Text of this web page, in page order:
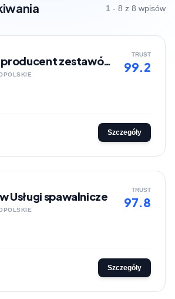
1 - 8 z 8 wpisów
Zabi - producent zestawów kołowych TRUST
99.2
Szczegóły
Usługi spawalnicze TRUST
97.8
Szczegóły